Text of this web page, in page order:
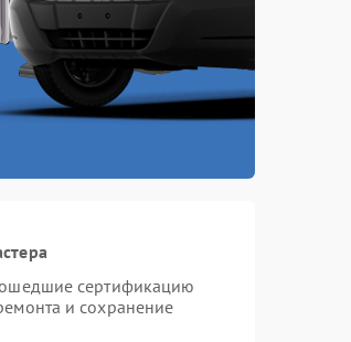
сертификацию
и сохранение